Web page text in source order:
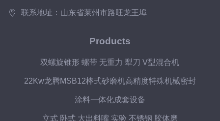
联系地址：山东省莱州市路旺龙王埠
Products
双螺旋锥形 螺带 无重力 犁刀 V型混合机
22Kw龙腾MSB12棒式砂磨机高精度特殊机械密封
涂料一体化成套设备
立式 卧式 大出料嘴 实验 不锈钢 胶体磨